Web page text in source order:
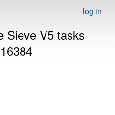
log in
Sieve V5 tasks